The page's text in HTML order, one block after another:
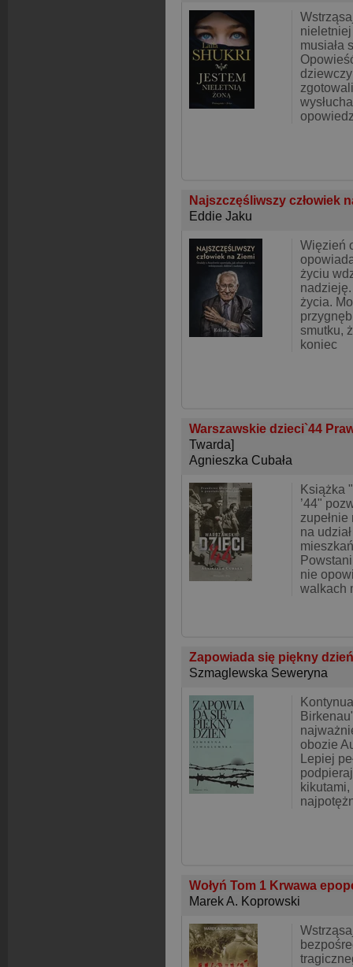
musiała
Najszczęśliwszy człowiek
Eddie Jaku
Więzień
życiu
życia.
smutku,
koniec
Warszawskie dzieci`44
Twarda]
Agnieszka Cubała
Książka
’44"
na
nie
walkach
Zapowiada się piękny
Szmaglewska Seweryna
obozie
Lepiej
Wołyń Tom 1 Krwawa
Marek A. Koprowski